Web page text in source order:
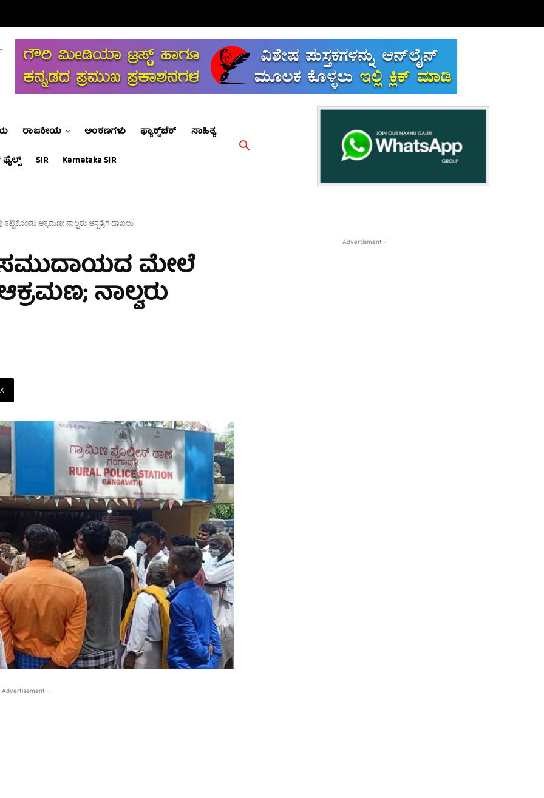
ರಾಜಕೀಯ ಅಂಕಣಗಳು ಫ್ಯಾಕ್ಟ್‌ಚೆಕ್
ಸಾಹಿತ್ಯ
SIR Karnataka SIR
ಆಕ್ರಮಣ; ನಾಲ್ವರು ಆಸ್ಪತ್ರೆಗೆ ದಾಖಲು
ಸಮುದಾಯದ ಮೇಲೆ
ನಾಲ್ವರು
X
-
- Advertisment -